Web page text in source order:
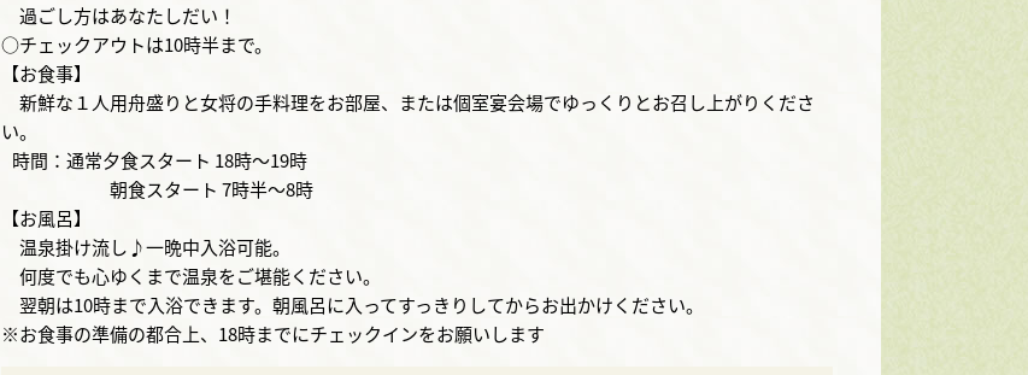
過ごし方はあなたしだい！
○チェックアウトは10時半まで。
【お食事】
新鮮な１人用舟盛りと女将の手料理をお部屋、または個室宴会場でゆっくりとお召し上がりくださ
い。
時間：通常夕食スタート 18時～19時
朝食スタート 7時半～8時
【お風呂】
温泉掛け流し♪一晩中入浴可能。
何度でも心ゆくまで温泉をご堪能ください。
翌朝は10時まで入浴できます。朝風呂に入ってすっきりしてからお出かけください。
※お食事の準備の都合上、18時までにチェックインをお願いします